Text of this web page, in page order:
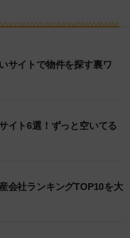
サイトで物件を探す裏ワ
イト6選！ずっと空いてる
会社ランキングTOP10を大